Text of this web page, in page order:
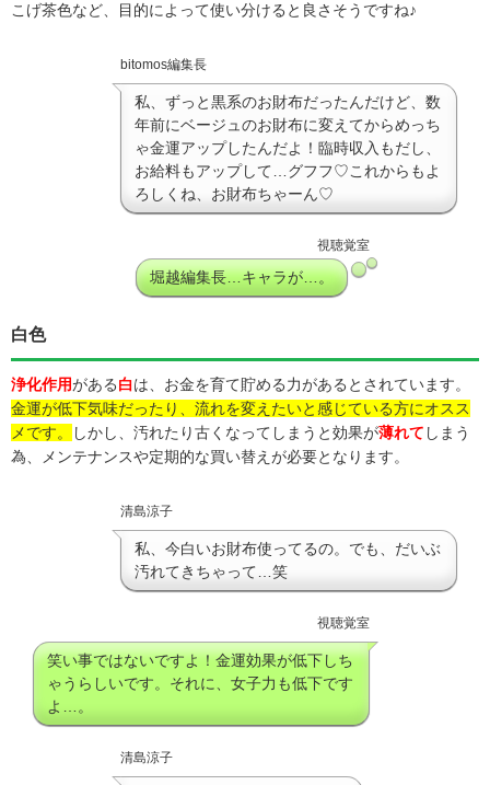
こげ茶色など、目的によって使い分けると良さそうですね♪
bitomos編集長
私、ずっと黒系のお財布だったんだけど、数
年前にベージュのお財布に変えてからめっち
ゃ金運アップしたんだよ！臨時収入もだし、
お給料もアップして…グフフ♡これからもよ
ろしくね、お財布ちゃーん♡
視聴覚室
堀越編集長…キャラが…。
白色
浄化作用がある白は、お金を育て貯める力があるとされています。
金運が低下気味だったり、流れを変えたいと感じている方にオスス
メです。
しかし、汚れたり古くなってしまうと効果が薄れて しまう
為、メンテナンスや定期的な買い替えが必要となります。
清島涼子
私、今白いお財布使ってるの。でも、だいぶ
汚れてきちゃって…笑
視聴覚室
笑い事ではないですよ！金運効果が低下しち
ゃうらしいです。それに、女子力も低下です
よ…。
清島涼子